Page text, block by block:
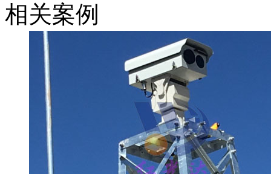
相关案例